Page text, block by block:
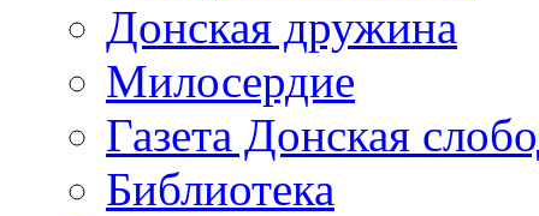
Донская дружина
Милосердие
Газета Донская
Библиотека